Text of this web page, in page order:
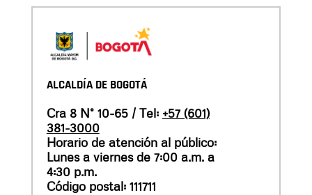
ALCALDÍA DE BOGOTÁ
Cra 8 N° 10-65 / Tel: +57 (601)
381-3000
Horario de atención al público:
Lunes a viernes de 7:00 a.m. a
4:30 p.m.
Código postal: 111711